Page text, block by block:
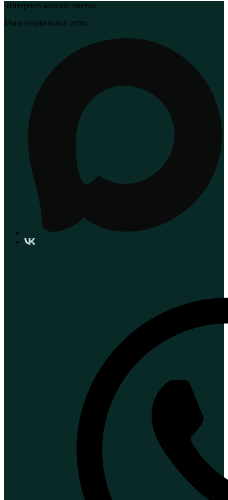
Интернет-магазин цветов
Мы в социальных сетях